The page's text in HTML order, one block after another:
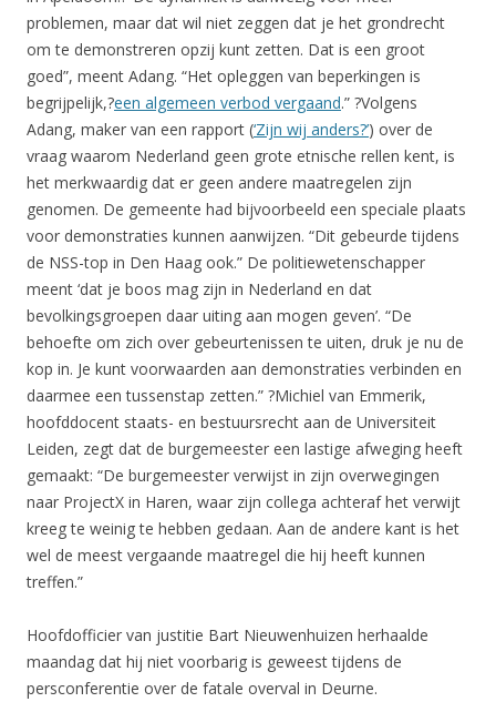
problemen, maar dat wil niet zeggen dat je het grondrecht
om te demonstreren opzij kunt zetten. Dat is een groot
goed”, meent Adang. “Het opleggen van beperkingen is
begrijpelijk,?een algemeen verbod vergaand.” ?Volgens
Adang, maker van een rapport (‘Zijn wij anders?’) over de
vraag waarom Nederland geen grote etnische rellen kent, is
het merkwaardig dat er geen andere maatregelen zijn
genomen. De gemeente had bijvoorbeeld een speciale plaats
voor demonstraties kunnen aanwijzen. “Dit gebeurde tijdens
de NSS-top in Den Haag ook.” De politiewetenschapper
meent ‘dat je boos mag zijn in Nederland en dat
bevolkingsgroepen daar uiting aan mogen geven’. “De
behoefte om zich over gebeurtenissen te uiten, druk je nu de
kop in. Je kunt voorwaarden aan demonstraties verbinden en
daarmee een tussenstap zetten.” ?Michiel van Emmerik,
hoofddocent staats- en bestuursrecht aan de Universiteit
Leiden, zegt dat de burgemeester een lastige afweging heeft
gemaakt: “De burgemeester verwijst in zijn overwegingen
naar ProjectX in Haren, waar zijn collega achteraf het verwijt
kreeg te weinig te hebben gedaan. Aan de andere kant is het
wel de meest vergaande maatregel die hij heeft kunnen
treffen.”
Hoofdofficier van justitie Bart Nieuwenhuizen herhaalde
maandag dat hij niet voorbarig is geweest tijdens de
persconferentie over de fatale overval in Deurne.